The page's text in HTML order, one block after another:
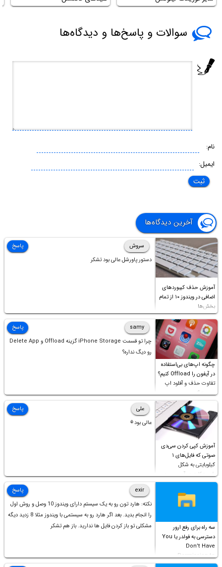
سوالات و پاسخ‌ها و دیدگاه‌ها
نام:
ایمیل:
آخرین دیدگاه‌ها
آموزش حذف کیبوردهای
اضافی در ویندوز ۱۰ از تمام
بخش‌ها
سروش
دستور پاورشل عالی بود تشکر
پاسخ
چگونه اپ‌های بی‌استفاده
در آیفون را Offload کنیم؟
تفاوت حذف و آفلود اپ
چیست؟
samy
چرا تو قسمت iPhone Storage گزینه Offload و Delete App
رو دیگ نداره؟
پاسخ
آموزش کپی کردن سی‌دی
صوتی که فایل‌های ۱
کیلوبایتی به شکل
شورت‌کات در آن موجود
است!
علی
عالی بود⚘
پاسخ
سه راه برای رفع ارور
دسترسی به فولدر یا You
Don’t Have
Permission to
Access this folder
exir
نکته: هارد تون رو به یک سیستم دارای ویندوز 10 وصل و روش اول
را انجام بدید. بعد اگر هارد رو به سیستمی با ویندوز مثلا 8 زدید دیگه
مشکلی تو باز کردن فایل ها ندارید. باز هم تشکر
پاسخ